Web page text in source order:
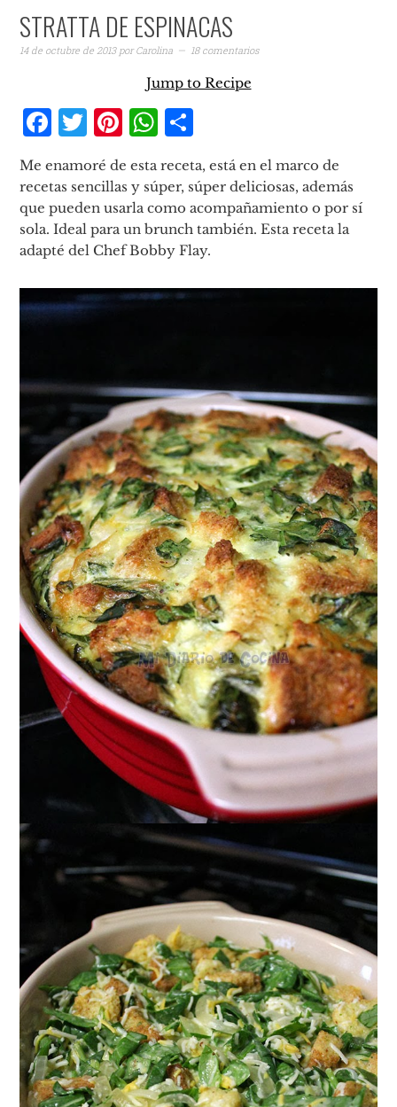
STRATTA DE ESPINACAS
14 de octubre de 2013porCarolina 18 comentarios
Jump to Recipe
Facebook
Twitter
Pinterest
WhatsApp
Me enamoré de esta receta, está en el marco de
recetas sencillas y súper, súper deliciosas, además
que pueden usarla como acompañamiento o por sí
sola. Ideal para un brunch también. Esta receta la
adapté del Chef Bobby Flay.